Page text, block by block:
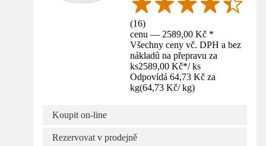
(16)
cenu — 2589,00 Kč *
Všechny ceny vč. DPH a bez
nákladů na přepravu za
ks2589,00 Kč*/ ks
Odpovídá 64,73 Kč za
kg(64,73 Kč/ kg)
Koupit on-line
Rezervovat v prodejně